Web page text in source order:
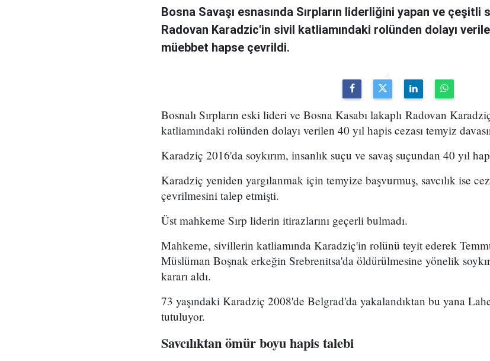
Bosna Savaşı esnasında Sırpların liderliğini yapan ve çeşitli
Radovan Karadzic'in sivil katliamındaki rolünden dolayı
müebbet hapse çevrildi.
Bosnalı Sırpların eski lideri ve Bosna Kasabı lakaplı Radovan
katliamındaki rolünden dolayı verilen 40 yıl hapis cezası temyiz
Karadziç 2016'da soykırım, insanlık suçu ve savaş suçundan 40 yıl
Karadziç yeniden yargılanmak için temyize başvurmuş, savcılık ise
çevrilmesini talep etmişti.
Üst mahkeme Sırp liderin itirazlarını geçerli bulmadı.
Mahkeme, sivillerin katliamında Karadziç'in rolünü teyit ederek
Müslüman Boşnak erkeğin Srebrenitsa'da öldürülmesine yönelik
kararı aldı.
73 yaşındaki Karadziç 2008'de Belgrad'da yakalandıktan bu yana
tutuluyor.
Savcılıktan ömür boyu hapis talebi